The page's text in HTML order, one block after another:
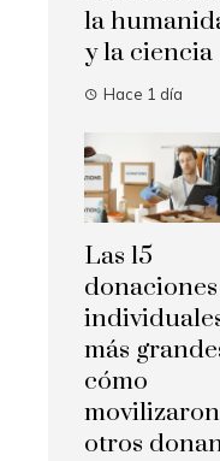
la
y la ciencia
Hace 1 día
Las 15
donaciones
más
cómo
otros